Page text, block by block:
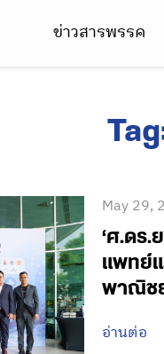
ข่าวสารพรรค
May 29,
‘ศ.ดร.
แพทย์แ
พาณิช
อ่านต่อ